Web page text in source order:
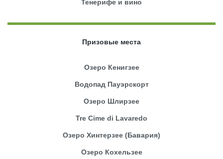
Тенерифе и вино
Призовые места
Озеро Кенигзее
Водопад Пауэрскорт
Озеро Шлирзее
Tre Cime di Lavaredo
Озеро Хинтерзее (Бавария)
Озеро Кохельзее